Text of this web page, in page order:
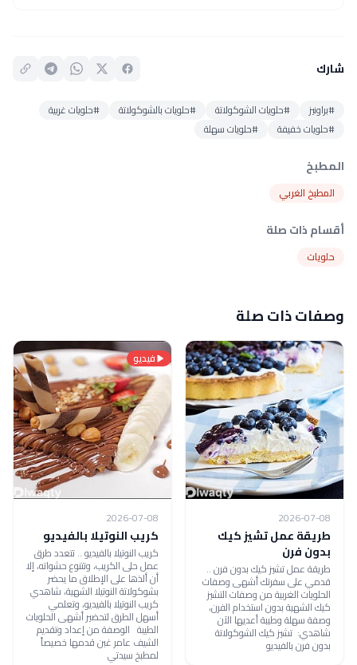
شارك
#براونيز #حلويات الشوكولاتة #حلويات بالشوكولاتة
#حلويات غربية
#حلويات خفيفة
#حلويات سهلة
المطبخ
المطبخ الغربي
أقسام ذات صلة
حلويات
وصفات ذات صلة
2026-07-08
طريقة عمل تشيز كيك
بدون فرن
طريقة عمل تشيز كيك بدون فرن ..
قدمي على سفرتك أشهى وصفات
الحلويات الغربية من وصفات التشيز
كيك الشهية بدون استخدام الفرن،
وصفة سهلة وطيبة أعديها الآن
شاهدي: تشيز كيك الشوكولاتة
بدون فرن بالفيديو
فيديو
2026-07-08
كريب النوتيلا بالفيديو
كريب النوتيلا بالفيديو .. تتعدد طرق
عمل حلى الكريب، وتتنوع حشواته، إلا
أن ألذها على الإطلاق ما يحضر
بشوكولاتة النوتيلا الشهية، شاهدي
كريب النوتيلا بالفيديو، وتعلمي
أسهل الطرق لتحضير أشهى الحلويات
الطيبة الوصفة من إعداد وتقديم
الشيف عامر غبن قدمها خصيصاً
لمطبخ سيدتي